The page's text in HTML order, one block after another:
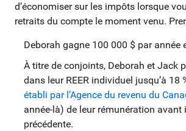
d’économiser sur les impôts lorsque
retraits du compte le moment venu.
Deborah gagne 100 000 $ par année
À titre de conjoints, Deborah et Jack
dans leur REER individuel jusqu’à 18
établi par l’Agence du revenu du
année-là) de leur rémunération avant
précédente.